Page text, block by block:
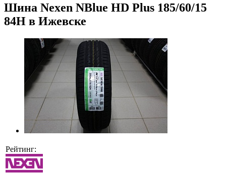
Шина Nexen NBlue HD Plus 185/60/15
84Н в Ижевске
Рейтинг: